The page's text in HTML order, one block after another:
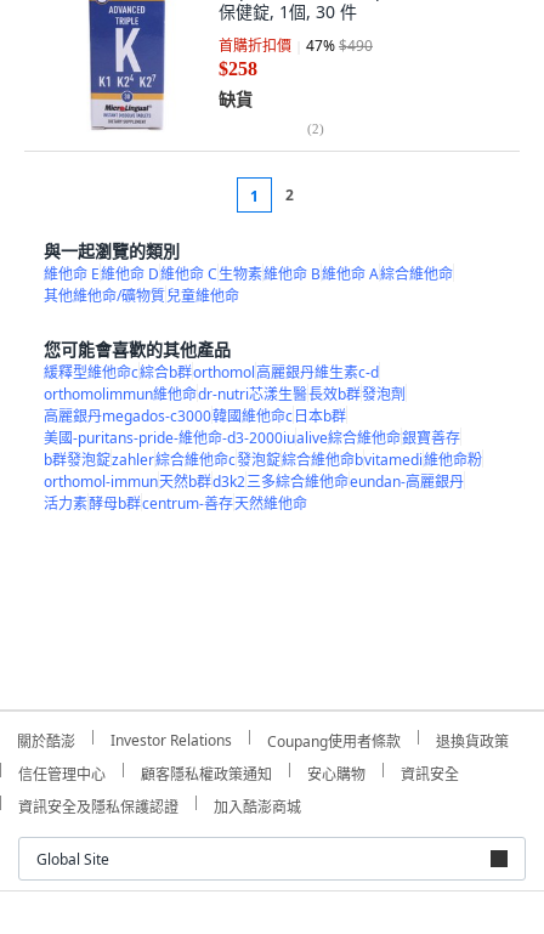
保健錠, 1個, 30 件
首購折扣價 47%$490
$258
缺貨
(2)
1 2
與一起瀏覽的類別
維他命 E維他命 D維他命 C生物素維他命 B維他命 A綜合維他命
其他維他命/礦物質兒童維他命
您可能會喜歡的其他產品
緩釋型維他命c綜合b群orthomol高麗銀丹維生素c-d
orthomolimmun維他命dr-nutri芯漾生醫長效b群發泡劑
高麗銀丹megados-c3000韓國維他命c日本b群
美國-puritans-pride-維他命-d3-2000iualive綜合維他命銀寶善存
b群發泡錠zahler綜合維他命c發泡錠綜合維他命bvitamedi維他命粉
orthomol-immun天然b群d3k2三多綜合維他命eundan-高麗銀丹
活力素酵母b群centrum-善存天然維他命
關於酷澎 Investor Relations Coupang使用者條款
退換貨政策
信任管理中心
顧客隱私權政策通知 安心購物
資訊安全
資訊安全及隱私保護認證
加入酷澎商城
Global Site